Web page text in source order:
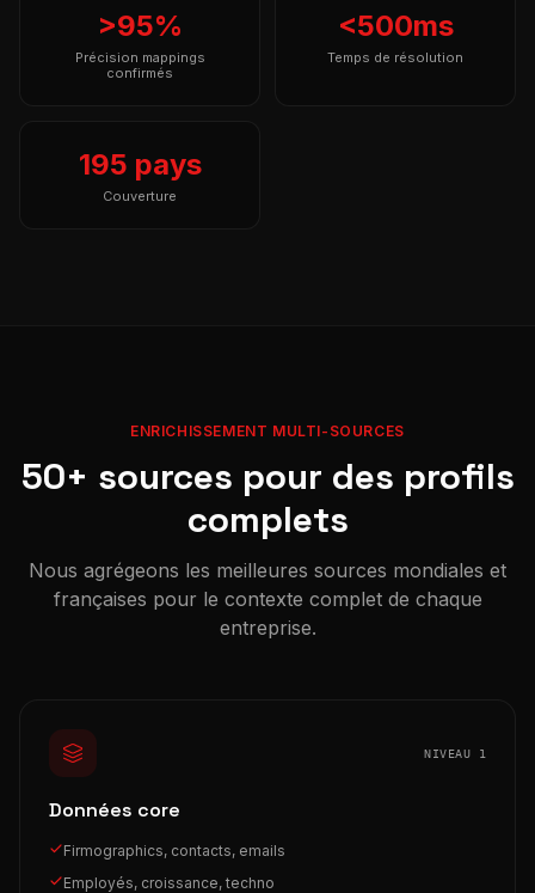
>95%
Précision mappings
confirmés
<500ms
Temps de résolution
195 pays
Couverture
ENRICHISSEMENT MULTI-SOURCES
50+ sources pour des profils
complets
Nous agrégeons les meilleures sources mondiales et
françaises pour le contexte complet de chaque
entreprise.
NIVEAU 1
Données core
Firmographics, contacts, emails
Employés, croissance, techno